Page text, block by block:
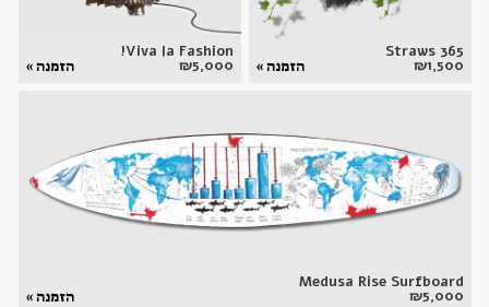
Viva la Fashion!
₪5,000 הזמנה »
365 Straws
₪1,500 הזמנה »
Medusa Rise Surfboard
₪5,000 הזמנה »